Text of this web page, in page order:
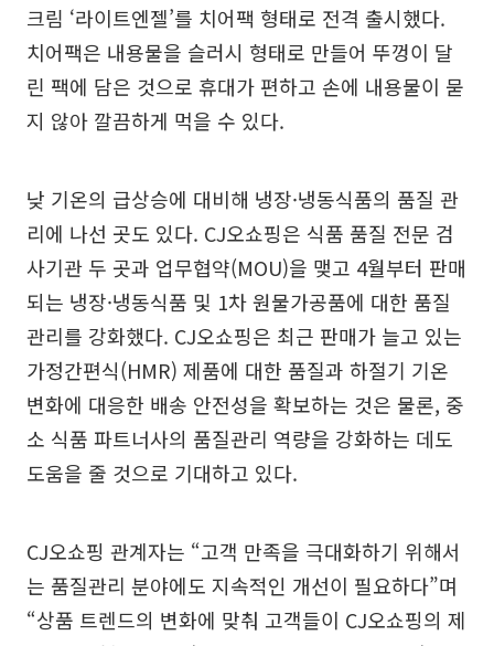
크림 ‘라이트엔젤’를 치어팩 형태로 전격 출시했다.
치어팩은 내용물을 슬러시 형태로 만들어 뚜껑이 달
린 팩에 담은 것으로 휴대가 편하고 손에 내용물이 묻
지 않아 깔끔하게 먹을 수 있다.
낮 기온의 급상승에 대비해 냉장·냉동식품의 품질 관
리에 나선 곳도 있다. CJ오쇼핑은 식품 품질 전문 검
사기관 두 곳과 업무협약(MOU)을 맺고 4월부터 판매
되는 냉장·냉동식품 및 1차 원물가공품에 대한 품질
관리를 강화했다. CJ오쇼핑은 최근 판매가 늘고 있는
가정간편식(HMR) 제품에 대한 품질과 하절기 기온
변화에 대응한 배송 안전성을 확보하는 것은 물론, 중
소 식품 파트너사의 품질관리 역량을 강화하는 데도
도움을 줄 것으로 기대하고 있다.
CJ오쇼핑 관계자는 “고객 만족을 극대화하기 위해서
는 품질관리 분야에도 지속적인 개선이 필요하다”며
“상품 트렌드의 변화에 맞춰 고객들이 CJ오쇼핑의 제